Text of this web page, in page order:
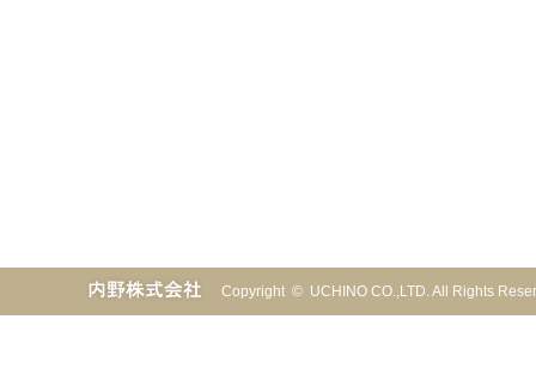
Copyright © UCHINO CO.,LTD. All Rights